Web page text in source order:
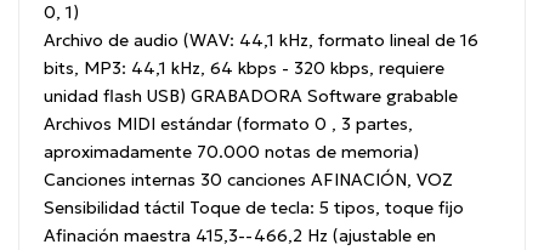
0, 1)
Archivo de audio (WAV: 44,1 kHz, formato lineal de 16
bits, MP3: 44,1 kHz, 64 kbps - 320 kbps, requiere
unidad flash USB) GRABADORA Software grabable
Archivos MIDI estándar (formato 0 , 3 partes,
aproximadamente 70.000 notas de memoria)
Canciones internas 30 canciones AFINACIÓN, VOZ
Sensibilidad táctil Toque de tecla: 5 tipos, toque fijo
Afinación maestra 415,3--466,2 Hz (ajustable en